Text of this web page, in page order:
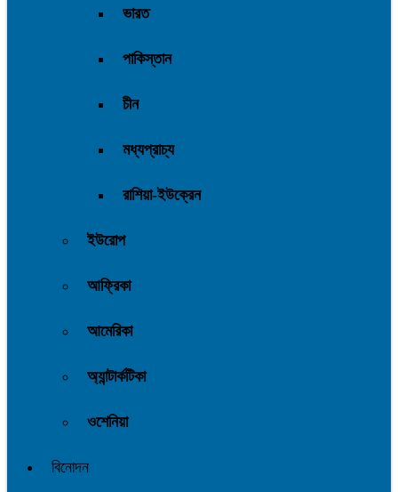
ভারত
পাকিস্তান
চীন
মধ্যপ্রাচ্য
রাশিয়া-ইউক্রেন
ইউরোপ
আফ্রিকা
আমেরিকা
অ্যান্টার্কটিকা
ওশেনিয়া
বিনোদন